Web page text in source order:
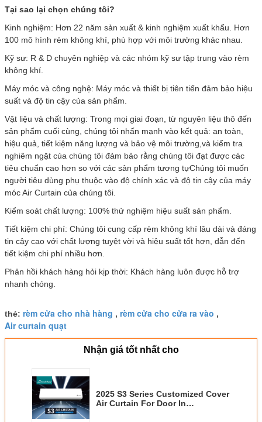
Tại sao lại chọn chúng tôi?
Kinh nghiệm: Hơn 22 năm sản xuất & kinh nghiệm xuất khẩu. Hơn
100 mô hình rèm không khí, phù hợp với môi trường khác nhau.
Kỹ sư: R & D chuyên nghiệp và các nhóm kỹ sư tập trung vào rèm
không khí.
Máy móc và công nghệ: Máy móc và thiết bị tiên tiến đảm bảo hiệu
suất và độ tin cậy của sản phẩm.
Vật liệu và chất lượng: Trong mọi giai đoạn, từ nguyên liệu thô đến
sản phẩm cuối cùng, chúng tôi nhấn mạnh vào kết quả: an toàn,
hiệu quả, tiết kiệm năng lượng và bảo vệ môi trường,và kiểm tra
nghiêm ngặt của chúng tôi đảm bảo rằng chúng tôi đạt được các
tiêu chuẩn cao hơn so với các sản phẩm tương tựChúng tôi muốn
người tiêu dùng phụ thuộc vào độ chính xác và độ tin cậy của máy
móc Air Curtain của chúng tôi.
Kiểm soát chất lượng: 100% thử nghiệm hiệu suất sản phẩm.
Tiết kiệm chi phí: Chúng tôi cung cấp rèm không khí lâu dài và đáng
tin cậy cao với chất lượng tuyệt vời và hiệu suất tốt hơn, dẫn đến
tiết kiệm chi phí nhiều hơn.
Phản hồi khách hàng hỏi kịp thời: Khách hàng luôn được hỗ trợ
nhanh chóng.
thẻ: rèm cửa cho nhà hàng , rèm cửa cho cửa ra vào ,
Air curtain quạt
Nhận giá tốt nhất cho
2025 S3 Series Customized Cover
Air Curtain For Door In